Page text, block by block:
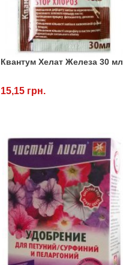
Квантум Хелат Железа 30 мл
15,15 грн.